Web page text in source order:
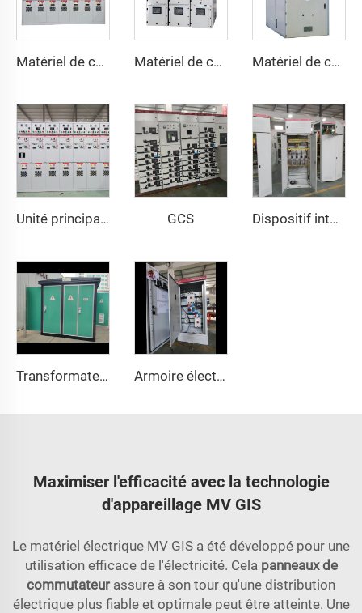
Matériel de commutation métallique AC HXGN15 -12 Matériel de commutation blindé intérieur KYN28A -12 (GZS1) Matériel de commutation AC blindé amovible KYN61-40.5(Z)
Unité principale en anneau SM6 GIS Matériel de commutation SF6 GCS Dispositif intelligent de compensation de puissance réactive basse tension GGJ
Transformateur de boîte au style européen Armoire électrique basse tension XL-21
Maximiser l'efficacité avec la technologie
d'appareillage MV GIS
Le matériel électrique MV GIS a été développé pour une
utilisation efficace de l'électricité. Cela panneaux de
commutateur assure à son tour qu'une distribution
électrique plus fiable et optimale peut être atteinte. Une